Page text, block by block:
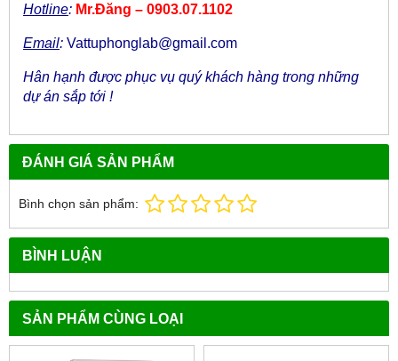
Hotline: Mr.Đăng – 0903.07.1102
Email: Vattuphonglab@gmail.com
Hân hạnh được phục vụ quý khách hàng trong những
dự án sắp tới !
ĐÁNH GIÁ SẢN PHẨM
Bình chọn sản phẩm:
BÌNH LUẬN
SẢN PHẨM CÙNG LOẠI